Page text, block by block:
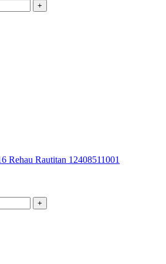
+
Rehau Rautitan 12408511001
+